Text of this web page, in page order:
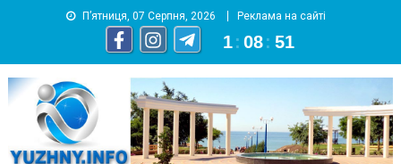
П’ятниця, 07 Серпня, 2026 Реклама на сайті
1 : 08 : 52
YUZHNY.INFO
информационный портал города Южный